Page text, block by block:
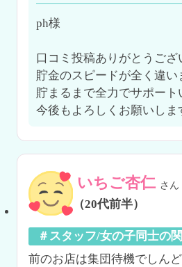
ph様
口コミ投稿ありがとうござ
貯金のスピードが全く違
貯まるまで全力でサポート
今後もよろしくお願いしま
いちご杏仁 さん
（20代前半）
＃スタッフ/女の子同士の
前のお店は集団待機でしん